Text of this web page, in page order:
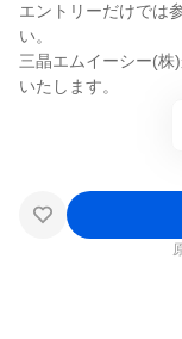
エントリーだけでは
い。
三晶エムイーシー(株
いたします。